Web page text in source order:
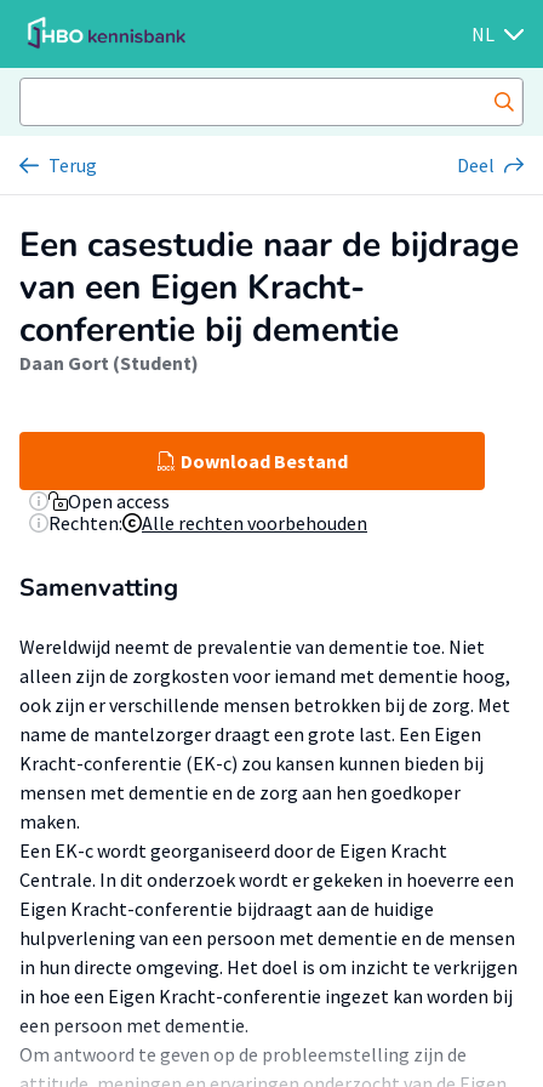
NL
Terug Deel
Een casestudie naar de bijdrage
van een Eigen Kracht-
conferentie bij dementie
Daan Gort (Student)
Download Bestand
Open access
Rechten:
Alle rechten voorbehouden
Samenvatting
Wereldwijd neemt de prevalentie van dementie toe. Niet
alleen zijn de zorgkosten voor iemand met dementie hoog,
ook zijn er verschillende mensen betrokken bij de zorg. Met
name de mantelzorger draagt een grote last. Een Eigen
Kracht-conferentie (EK-c) zou kansen kunnen bieden bij
mensen met dementie en de zorg aan hen goedkoper
maken.
Een EK-c wordt georganiseerd door de Eigen Kracht
Centrale. In dit onderzoek wordt er gekeken in hoeverre een
Eigen Kracht-conferentie bijdraagt aan de huidige
hulpverlening van een persoon met dementie en de mensen
in hun directe omgeving. Het doel is om inzicht te verkrijgen
in hoe een Eigen Kracht-conferentie ingezet kan worden bij
een persoon met dementie.
Om antwoord te geven op de probleemstelling zijn de